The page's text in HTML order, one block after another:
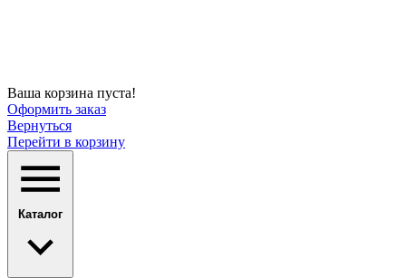
Ваша корзина пуста!
Оформить заказ
Вернуться
Перейти в корзину
Каталог